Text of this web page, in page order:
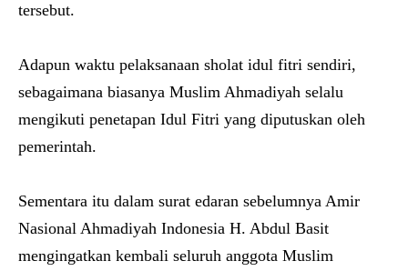
tersebut.
Adapun waktu pelaksanaan sholat idul fitri sendiri,
sebagaimana biasanya Muslim Ahmadiyah selalu
mengikuti penetapan Idul Fitri yang diputuskan oleh
pemerintah.
Sementara itu dalam surat edaran sebelumnya Amir
Nasional Ahmadiyah Indonesia H. Abdul Basit
mengingatkan kembali seluruh anggota Muslim